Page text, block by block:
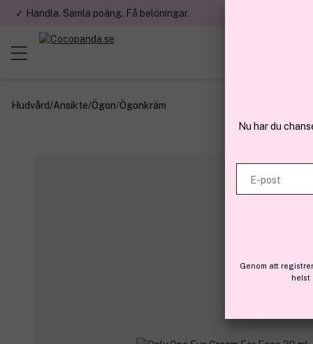
✓ Handla. Samla poäng. Få belöningar.
Hudvård/Ansikte/Ögon/Ögonkräm
Nu har du
E-post
Genom att
helst